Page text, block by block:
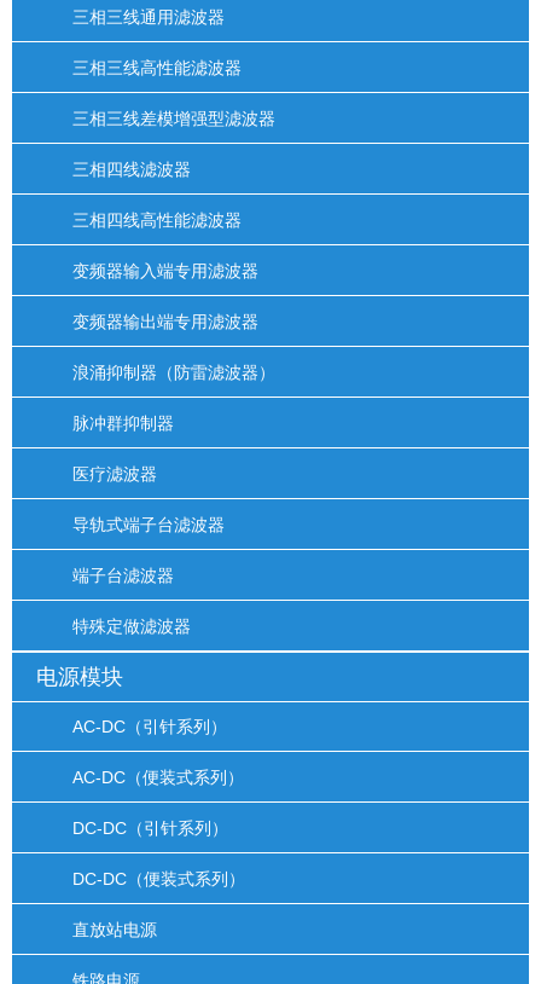
三相三线通用滤波器
三相三线高性能滤波器
三相三线差模增强型滤波器
三相四线滤波器
三相四线高性能滤波器
变频器输入端专用滤波器
变频器输出端专用滤波器
浪涌抑制器（防雷滤波器）
脉冲群抑制器
医疗滤波器
导轨式端子台滤波器
端子台滤波器
特殊定做滤波器
电源模块
AC-DC（引针系列）
AC-DC（便装式系列）
DC-DC（引针系列）
DC-DC（便装式系列）
直放站电源